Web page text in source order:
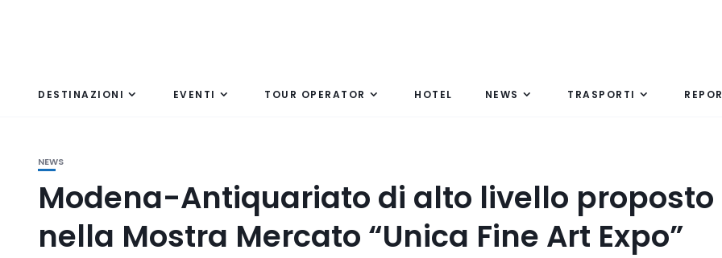
DESTINAZIONI EVENTI TOUR OPERATOR HOTEL NEWS TRASPORTI
NEWS
Modena-Antiquariato di alto livello proposto
nella Mostra Mercato “Unica Fine Art Expo”